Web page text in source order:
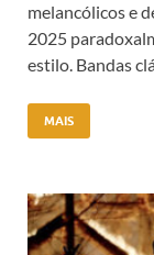
melancólicos e
2025
estilo. Bandas
MAIS